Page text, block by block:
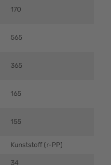
170
565
365
165
155
Kunststoff (r-PP)
34